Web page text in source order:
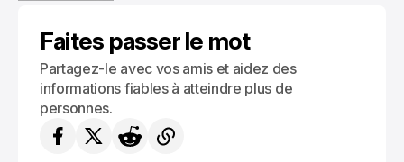
Faites passer le mot
Partagez-le avec vos amis et aidez des
informations fiables à atteindre plus de
personnes.